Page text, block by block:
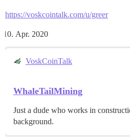
https://voskcointalk.com/u/greer
Apr. 2020
VoskCoinTalk
WhaleTailMining
Just a dude who works in
background.